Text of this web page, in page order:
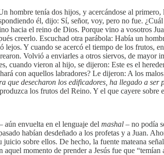
hombre tenía dos hijos, y acercándose al
él, dijo: Sí, señor, voy, pero no fue.
hacia el reino de Dios. Porque vino a vosotros
creerlo. Escuchad otra parábola: Había un
lejos. Y cuando se acercó el tiempo de los frutos,
Volvió a enviarles a otros siervos, de mayor
cuando vieron al hijo, se dijeron: Este es el
con aquellos labradores? Le dijeron: A los
que desecharon los edificadores, ha llegado a
los frutos del Reino. Y el que cayere
aún envuelta en el lenguaje del mashal – no podía
habían desdeñado a los profetas y a Juan.
juicio sobre ellos. De hecho, la fuente mateana
aquel momento de prender a Jesús fue que